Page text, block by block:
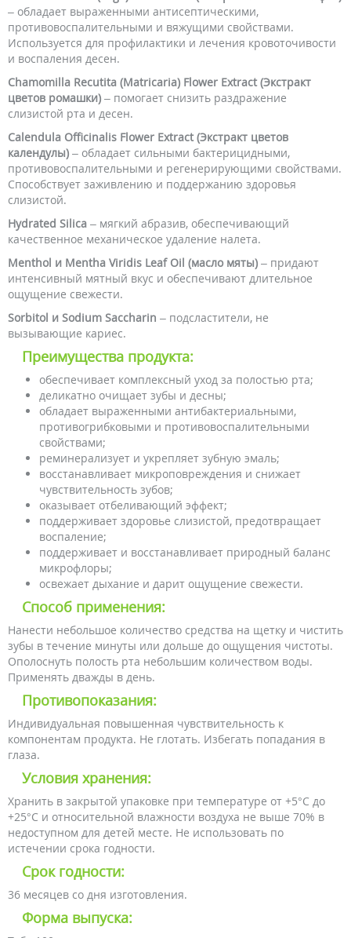
– обладает выраженными антисептическими,
противовоспалительными и вяжущими свойствами.
Используется для профилактики и лечения кровоточивости
и воспаления десен.
Chamomilla Recutita (Matricaria) Flower Extract (Экстракт
цветов ромашки) – помогает снизить раздражение
слизистой рта и десен.
Calendula Officinalis Flower Extract (Экстракт цветов
календулы) – обладает сильными бактерицидными,
противовоспалительными и регенерирующими свойствами.
Способствует заживлению и поддержанию здоровья
слизистой.
Hydrated Silica – мягкий абразив, обеспечивающий
качественное механическое удаление налета.
Menthol и Mentha Viridis Leaf Oil (масло мяты) – придают
интенсивный мятный вкус и обеспечивают длительное
ощущение свежести.
Sorbitol и Sodium Saccharin – подсластители, не
вызывающие кариес.
Преимущества продукта:
обеспечивает комплексный уход за полостью рта;
деликатно очищает зубы и десны;
обладает выраженными антибактериальными,
противогрибковыми и противовоспалительными
свойствами;
реминерализует и укрепляет зубную эмаль;
восстанавливает микроповреждения и снижает
чувствительность зубов;
оказывает отбеливающий эффект;
поддерживает здоровье слизистой, предотвращает
воспаление;
поддерживает и восстанавливает природный баланс
микрофлоры;
освежает дыхание и дарит ощущение свежести.
Способ применения:
Нанести небольшое количество средства на щетку и чистить
зубы в течение минуты или дольше до ощущения чистоты.
Ополоснуть полость рта небольшим количеством воды.
Применять дважды в день.
Противопоказания:
Индивидуальная повышенная чувствительность к
компонентам продукта. Не глотать. Избегать попадания в
глаза.
Условия хранения:
Хранить в закрытой упаковке при температуре от +5°C до
+25°C и относительной влажности воздуха не выше 70% в
недоступном для детей месте. Не использовать по
истечении срока годности.
Срок годности:
36 месяцев со дня изготовления.
Форма выпуска: